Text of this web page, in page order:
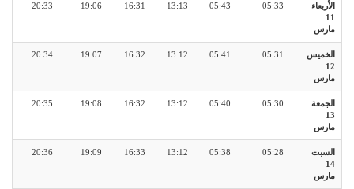
الأربعاء
11
مارس
05:33
05:43
13:13
16:31
19:06
20:33
الخميس
12
مارس
05:31
05:41
13:12
16:32
19:07
20:34
الجمعة
13
مارس
05:30
05:40
13:12
16:32
19:08
20:35
السبت
14
مارس
05:28
05:38
13:12
16:33
19:09
20:36